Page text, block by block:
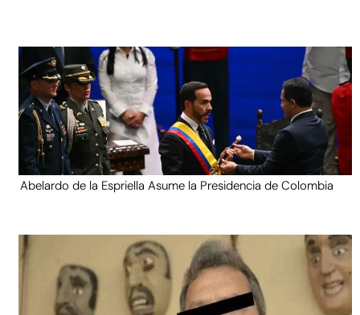
Abelardo de la Espriella Asume la Presidencia de Colombia